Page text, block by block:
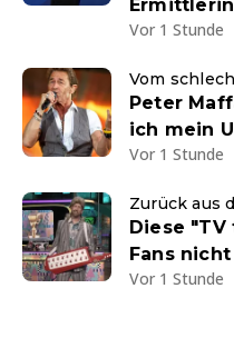
Ermittlerin
Vor 1 Stunde
Vom
Peter
ich mein
Vor 1 Stunde
Zurück aus
Diese
Fans
Vor 1 Stunde